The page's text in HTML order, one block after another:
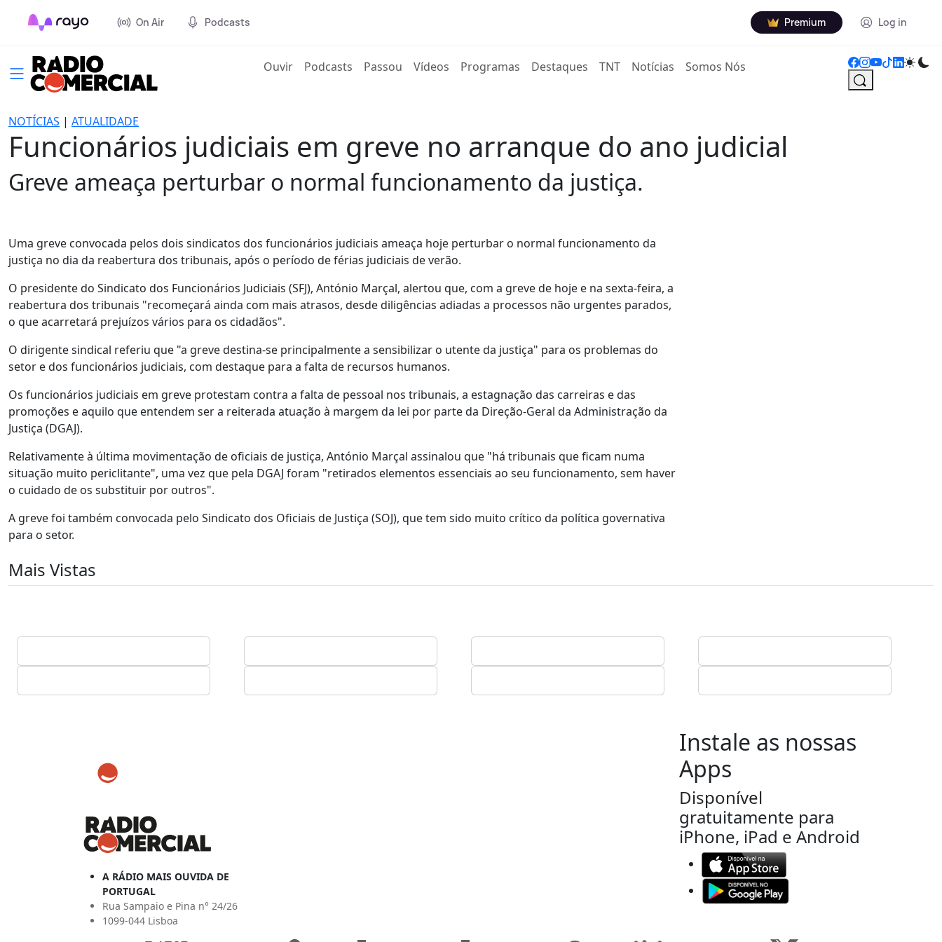
On Air Podcasts Premium Log in
Ouvir(current)
Podcasts Passou Vídeos Programas Destaques TNT Notícias Somos Nós
NOTÍCIAS | ATUALIDADE
Funcionários judiciais em greve no arranque do ano judicial
Greve ameaça perturbar o normal funcionamento da justiça.
Uma greve convocada pelos dois sindicatos dos funcionários judiciais ameaça hoje perturbar o normal funcionamento da
justiça no dia da reabertura dos tribunais, após o período de férias judiciais de verão.
O presidente do Sindicato dos Funcionários Judiciais (SFJ), António Marçal, alertou que, com a greve de hoje e na sexta-feira, a
reabertura dos tribunais "recomeçará ainda com mais atrasos, desde diligências adiadas a processos não urgentes parados,
o que acarretará prejuízos vários para os cidadãos".
O dirigente sindical referiu que "a greve destina-se principalmente a sensibilizar o utente da justiça" para os problemas do
setor e dos funcionários judiciais, com destaque para a falta de recursos humanos.
Os funcionários judiciais em greve protestam contra a falta de pessoal nos tribunais, a estagnação das carreiras e das
promoções e aquilo que entendem ser a reiterada atuação à margem da lei por parte da Direção-Geral da Administração da
Justiça (DGAJ).
Relativamente à última movimentação de oficiais de justiça, António Marçal assinalou que "há tribunais que ficam numa
situação muito periclitante", uma vez que pela DGAJ foram "retirados elementos essenciais ao seu funcionamento, sem haver
o cuidado de os substituir por outros".
A greve foi também convocada pelo Sindicato dos Oficiais de Justiça (SOJ), que tem sido muito crítico da política governativa
para o setor.
Mais Vistas
A RÁDIO MAIS OUVIDA DE
PORTUGAL
Rua Sampaio e Pina n° 24/26
1099-044 Lisboa
Instale as nossas
Apps
Disponível
gratuitamente para
iPhone, iPad e Android